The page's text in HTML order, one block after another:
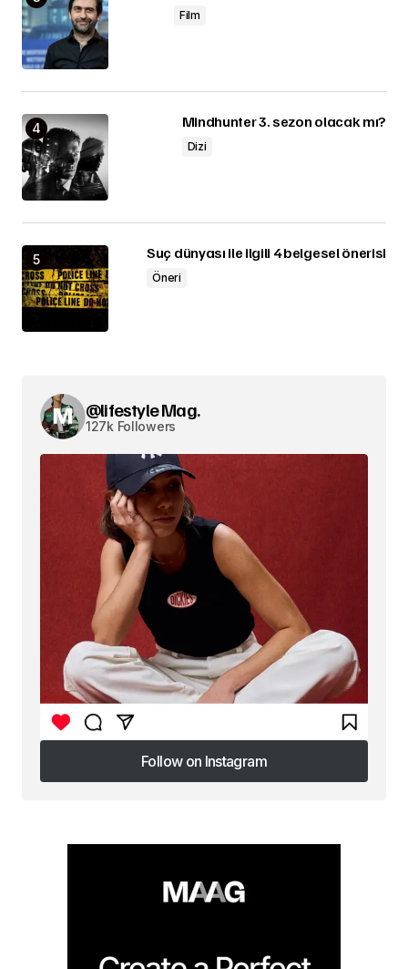
Film
Mindhunter 3. sezon olacak mı?
Dizi
Suç dünyası ile ilgili 4 belgesel önerisi
Öneri
@lifestyle Mag.
127k Followers
Follow on Instagram
Follow on Instagram